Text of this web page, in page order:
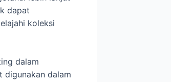
dapat
koleksi
dalam
digunakan dalam